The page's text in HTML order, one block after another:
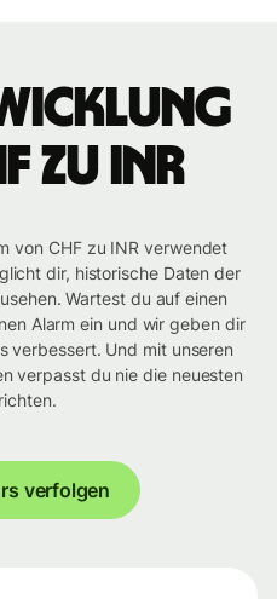
zu INR
von CHF zu INR verwendet
dir, historische Daten der
Wartest du auf einen
Alarm ein und wir geben dir
verbessert. Und mit unseren
verpasst du nie die neuesten
verfolgen